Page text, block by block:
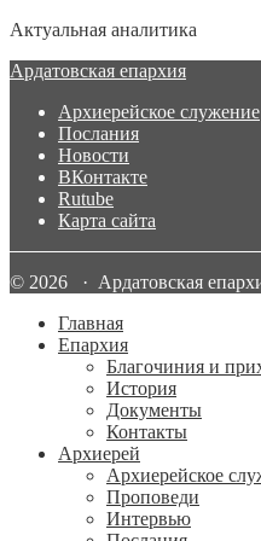
Актуальная аналитика
Ардатовская епархия
Архиерейское служение
Послания
Новости
ВКонтакте
Rutube
Карта сайта
© 2026 · Ардатовская
Главная
Епархия
Благочиния и
История
Документы
Контакты
Архиерей
Архиерейское
Проповеди
Интервью